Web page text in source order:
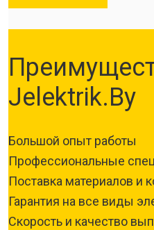
Jelektrik.By
Большой опыт работы
Профессиональные
Поставка материалов и
Гарантия на все виды
Скорость и качество